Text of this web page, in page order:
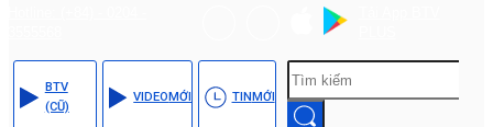
BTV
(CŨ)
VIDEOMỚI TINMỚI